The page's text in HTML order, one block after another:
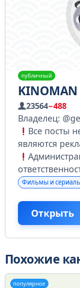
публичный
KINOMAN
23564−488
Владелец:
Все посты
являются
Фильмы и
Открыть
Похожие
популярное